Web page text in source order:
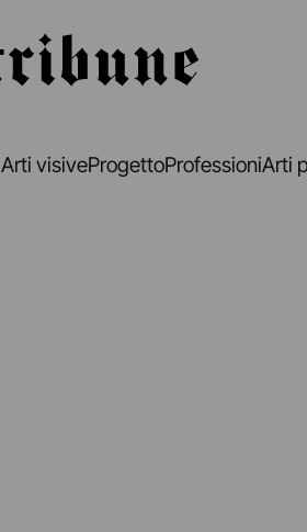
Arti visiveProgettoProfessioniArti